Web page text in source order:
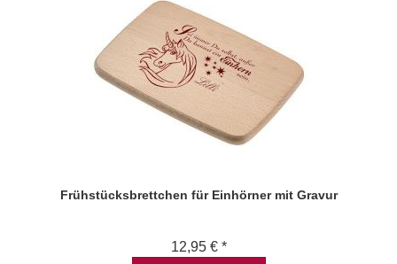
Frühstücksbrettchen für Einhörner mit Gravur
12,95 € *